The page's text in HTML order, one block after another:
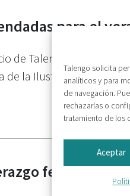
Talengo solicita
analíticos y para
de navegación.
rechazarlas o
tratamiento de los
Aceptar
para el
de Talengo
de la Ilustración”),
femenino en